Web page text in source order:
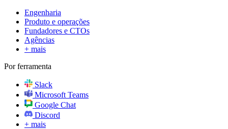
Engenharia
Produto e operações
Fundadores e CTOs
Agências
+ mais
Por ferramenta
Slack
Microsoft Teams
Google Chat
Discord
+ mais